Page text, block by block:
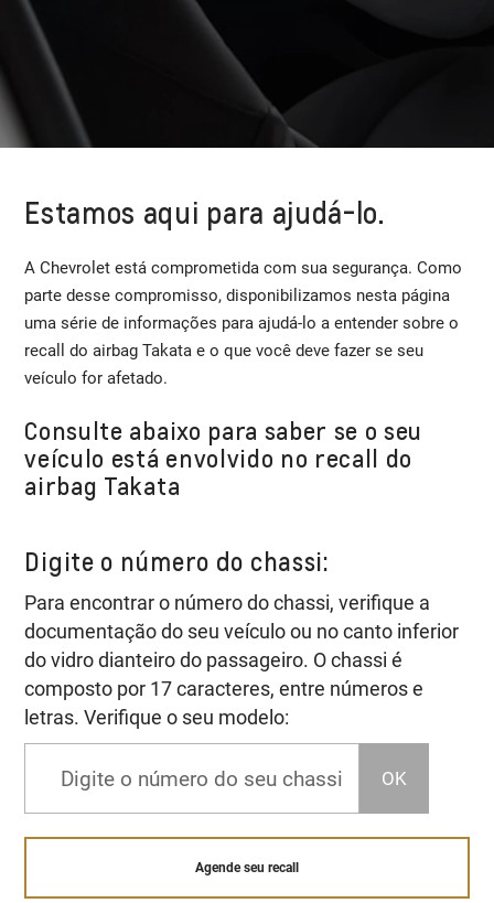
Estamos aqui para ajudá-lo.
A Chevrolet está comprometida com sua segurança. Como
parte desse compromisso, disponibilizamos nesta página
uma série de informações para ajudá-lo a entender sobre o
recall do airbag Takata e o que você deve fazer se seu
veículo for afetado.
Consulte abaixo para saber se o seu
veículo está envolvido no recall do
airbag Takata
Digite o número do chassi:
Para encontrar o número do chassi, verifique a
documentação do seu veículo ou no canto inferior
do vidro dianteiro do passageiro. O chassi é
composto por 17 caracteres, entre números e
letras. Verifique o seu modelo:
OK
Agende seu recall